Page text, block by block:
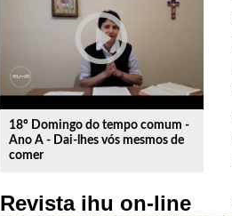
play_circle_outline
18º Domingo do tempo comum -
Ano A - Dai-lhes vós mesmos de
comer
Revista ihu on-line